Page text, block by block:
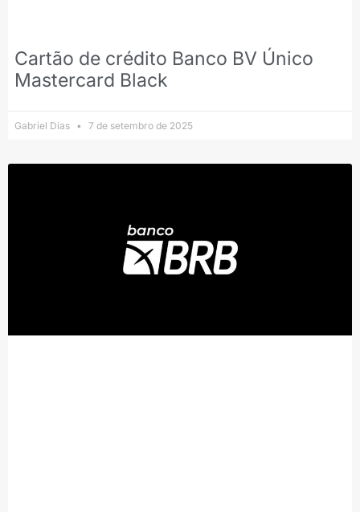
Cartão de crédito Banco BV Único
Mastercard Black
Gabriel Dias 7 de setembro de 2025